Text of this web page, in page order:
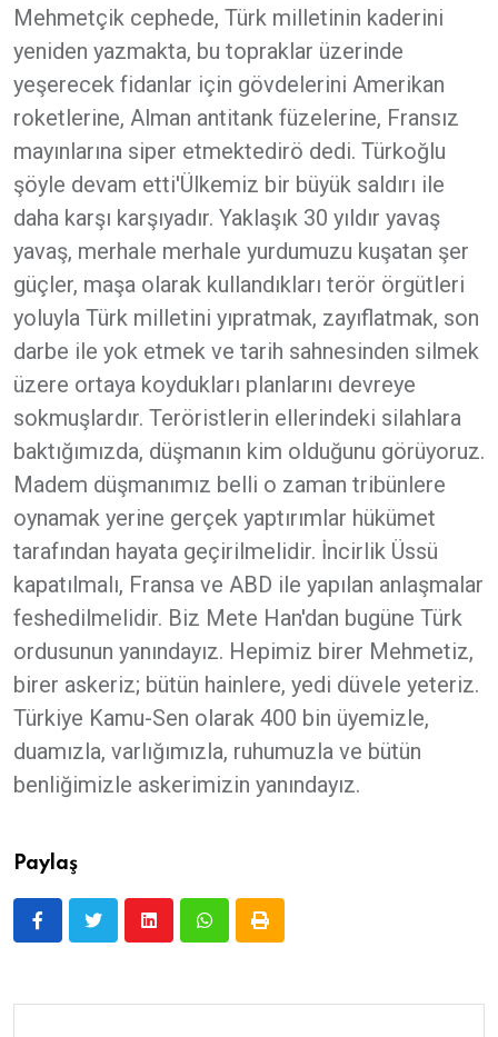
Mehmetçik cephede, Türk milletinin kaderini
yeniden yazmakta, bu topraklar üzerinde
yeşerecek fidanlar için gövdelerini Amerikan
roketlerine, Alman antitank füzelerine, Fransız
mayınlarına siper etmektedirö dedi. Türkoğlu
şöyle devam etti'Ülkemiz bir büyük saldırı ile
daha karşı karşıyadır. Yaklaşık 30 yıldır yavaş
yavaş, merhale merhale yurdumuzu kuşatan şer
güçler, maşa olarak kullandıkları terör örgütleri
yoluyla Türk milletini yıpratmak, zayıflatmak, son
darbe ile yok etmek ve tarih sahnesinden silmek
üzere ortaya koydukları planlarını devreye
sokmuşlardır. Teröristlerin ellerindeki silahlara
baktığımızda, düşmanın kim olduğunu görüyoruz.
Madem düşmanımız belli o zaman tribünlere
oynamak yerine gerçek yaptırımlar hükümet
tarafından hayata geçirilmelidir. İncirlik Üssü
kapatılmalı, Fransa ve ABD ile yapılan anlaşmalar
feshedilmelidir. Biz Mete Han'dan bugüne Türk
ordusunun yanındayız. Hepimiz birer Mehmetiz,
birer askeriz; bütün hainlere, yedi düvele yeteriz.
Türkiye Kamu-Sen olarak 400 bin üyemizle,
duamızla, varlığımızla, ruhumuzla ve bütün
benliğimizle askerimizin yanındayız.
Paylaş